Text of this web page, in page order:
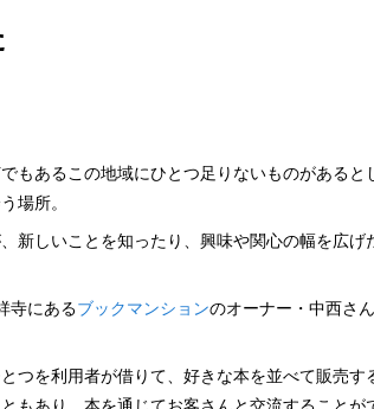
もあるこの地域にひとつ足りないものがあると
場所。
新しいことを知ったり、興味や関心の幅を広げ
寺にあるブックマンションのオーナー・中西さ
つを利用者が借りて、好きな本を並べて販売す